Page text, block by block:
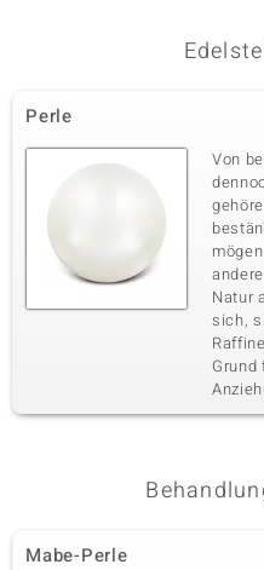
Perle
Von
Natur
sich,
Mabe-Perle